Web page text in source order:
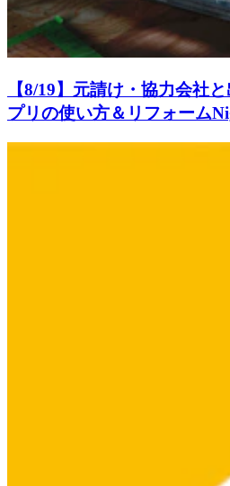
【8/19】元請け・協力会社
プリの使い方＆リフォーム